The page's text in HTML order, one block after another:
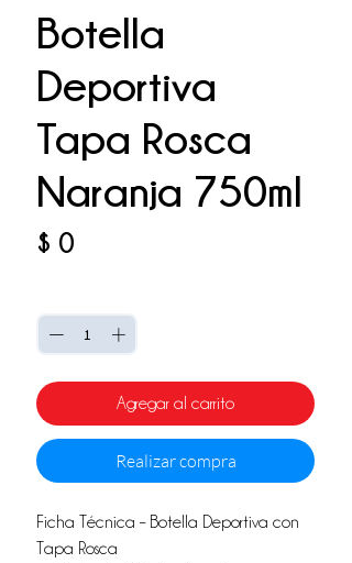
Botella
Deportiva
Tapa Rosca
Naranja 750ml
$ 0
Agregar al carrito
Realizar compra
Ficha Técnica – Botella Deportiva con
Tapa Rosca